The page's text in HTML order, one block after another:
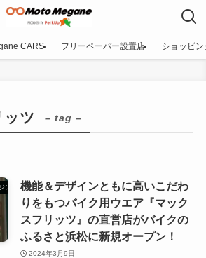
CARS フリーペーパー設置店 ショッピン
ッツ – tag –
ン
機能＆デザインともに高いこだわ
りをもつバイク用ウエア『マック
スフリッツ』の直営店がバイクの
ふるさと浜松に新規オープン！
2024年3月9日